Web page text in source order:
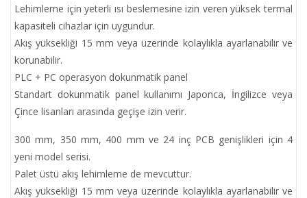
Lehimleme için yeterli ısı beslemesine izin veren yüksek termal
kapasiteli cihazlar için uygundur.
Akış yüksekliği 15 mm veya üzerinde kolaylıkla ayarlanabilir ve
korunabilir.
PLC + PC operasyon dokunmatik panel
Standart dokunmatik panel kullanımı Japonca, İngilizce veya
Çince lisanları arasında geçişe izin verir.
300 mm, 350 mm, 400 mm ve 24 inç PCB genişlikleri için 4
yeni model serisi.
Palet üstü akış lehimleme de mevcuttur.
Akış yüksekliği 15 mm veya üzerinde kolaylıkla ayarlanabilir ve